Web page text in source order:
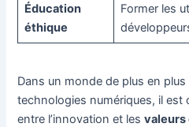
Éducation
éthique
Former les
Dans un monde de plus en
technologies numériques, il est
entre l’innovation et lesvaleurs